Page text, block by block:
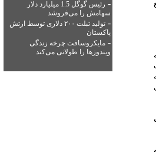
-
رئیس گوگل 1.5 میلیارد دلار
سهامش را می‌فروشد
-
تولید تبلت ۲۰۰ دلاری توسط ارتش
پاکستان
-مایکروسافت چرخه زندگی
ویندوزها را طولانی می‌کند